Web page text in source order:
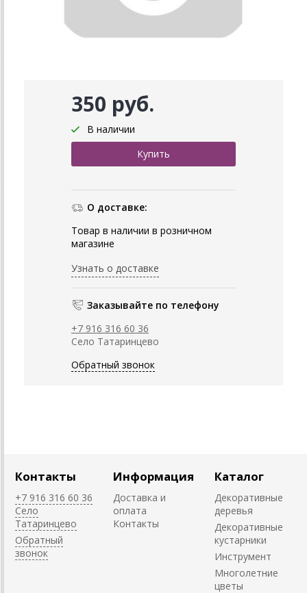
350 руб.
В наличии
О доставке:
Товар в наличии в розничном
магазине
Узнать о доставке
Заказывайте по телефону
+7 916 316 60 36
Село Татаринцево
Обратный звонок
Контакты
+7 916 316 60 36
Село
Татаринцево
Обратный
звонок
Информация
Доставка и
оплата
Контакты
Каталог
Декоративные
деревья
Декоративные
кустарники
Инструмент
Многолетние
цветы